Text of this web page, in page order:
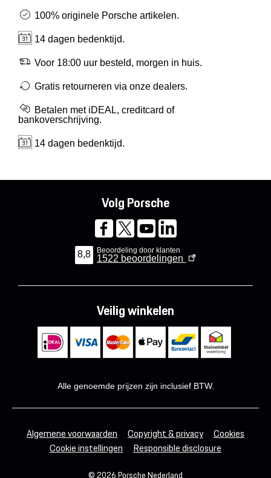
100% originele Porsche artikelen.
14 dagen bedenktijd.
Voor 18:00 uur besteld, morgen in huis.
Gratis retourneren via onze dealers.
Betalen met iDEAL, creditcard of
bankoverschrijving.
14 dagen bedenktijd.
Volg Porsche
8,8 Beoordeling door klanten
1522 beoordelingen
Veilig winkelen
Alle genoemde prijzen zijn inclusief BTW.
Algemene voorwaarden Copyright & privacy
Cookies
Cookie instellingen
Responsible disclosure
© 2026 Porsche Nederland